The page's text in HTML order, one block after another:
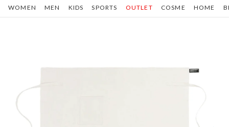
WOMEN MEN KIDS SPORTS COSME HOME
OUTLET